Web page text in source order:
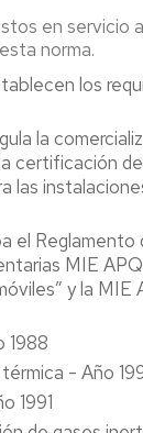
reciente
/
lactancia
natural
periodo
Solicitud
cambio
de
puesto
temporal
de
Empresa
de
salud
en servicio
norma.
los
la
certificación
las
el
MIE
y la MIE
1988
- Año
1991